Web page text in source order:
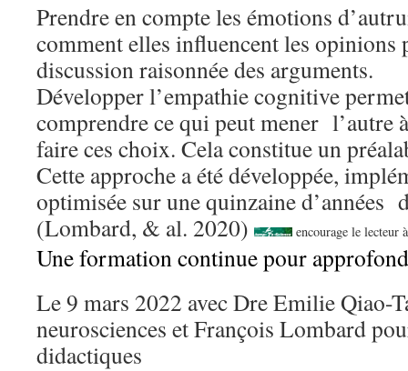
Prendre en compte les émotions
comment elles influencent les opinions
discussion raisonnée des arguments.
Développer l’empathie cognitive
comprendre ce qui peut mener l’autre
faire ces choix. Cela constitue un
Cette approche a été développée,
optimisée sur une quinzaine d’années
(Lombard, & al. 2020)
encourage le lecteur
Une formation continue pour
Le 9 mars 2022 avec Dre Emilie Qiao-
neurosciences et François Lombard
didactiques